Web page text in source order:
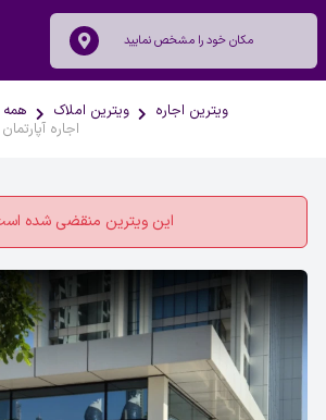
همه ویترین املاک
ویترین اجاره
اجاره
این ویترین منقضی شده